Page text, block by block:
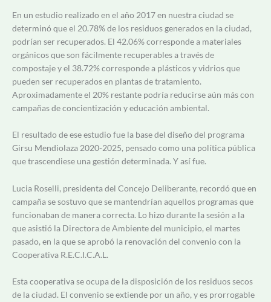
En un estudio realizado en el año 2017 en nuestra ciudad se
determinó que el 20.78% de los residuos generados en la ciudad,
podrían ser recuperados. El 42.06% corresponde a materiales
orgánicos que son fácilmente recuperables a través de
compostaje y el 38.72% corresponde a plásticos y vidrios que
pueden ser recuperados en plantas de tratamiento.
Aproximadamente el 20% restante podría reducirse aún más con
campañas de concientización y educación ambiental.
El resultado de ese estudio fue la base del diseño del programa
Girsu Mendiolaza 2020-2025, pensado como una política pública
que trascendiese una gestión determinada. Y así fue.
Lucia Roselli, presidenta del Concejo Deliberante, recordó que en
campaña se sostuvo que se mantendrían aquellos programas que
funcionaban de manera correcta. Lo hizo durante la sesión a la
que asistió la Directora de Ambiente del municipio, el martes
pasado, en la que se aprobó la renovación del convenio con la
Cooperativa R.E.C.I.C.A.L.
Esta cooperativa se ocupa de la disposición de los residuos secos
de la ciudad. El convenio se extiende por un año, y es prorrogable